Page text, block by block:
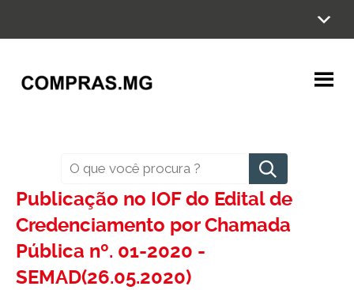
Pesquisar
Publicação no IOF do Edital de
Credenciamento por Chamada
Pública nº. 01-2020 -
SEMAD(26.05.2020)